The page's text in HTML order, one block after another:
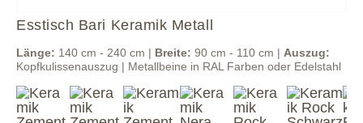
Esstisch Bari Keramik Metall
Länge: 140 cm - 240 cm | Breite: 90 cm - 110 cm | Auszug:
Kopfkulissenauszug | Metallbeine in RAL Farben oder Edelstahl